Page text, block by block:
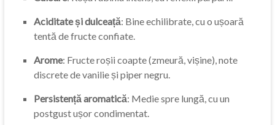
Aciditate și dulceață: Bine echilibrate, cu o ușoară
tentă de fructe confiate.
Arome: Fructe roșii coapte (zmeură, vișine), note
discrete de vanilie și piper negru.
Persistență aromatică: Medie spre lungă, cu un
postgust ușor condimentat.